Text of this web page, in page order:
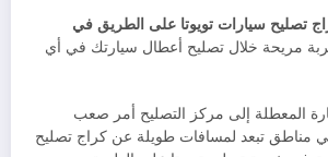
تصليح سيارات تويوتا على الطريق في
مريحة خلال تصليح أعطال سيارتك في أي
المعطلة إلى مركز التصليح أمر صعب
مناطق تبعد لمسافات طويلة عن كراج تصليح